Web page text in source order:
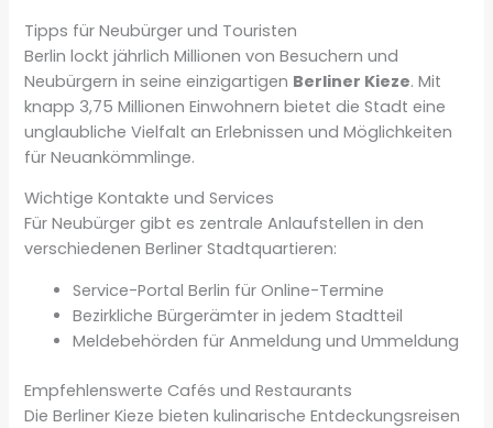
Tipps für Neubürger und Touristen
Berlin lockt jährlich Millionen von Besuchern und
Neubürgern in seine einzigartigen Berliner Kieze. Mit
knapp 3,75 Millionen Einwohnern bietet die Stadt eine
unglaubliche Vielfalt an Erlebnissen und Möglichkeiten
für Neuankömmlinge.
Wichtige Kontakte und Services
Für Neubürger gibt es zentrale Anlaufstellen in den
verschiedenen Berliner Stadtquartieren:
Service-Portal Berlin für Online-Termine
Bezirkliche Bürgerämter in jedem Stadtteil
Meldebehörden für Anmeldung und Ummeldung
Empfehlenswerte Cafés und Restaurants
Die Berliner Kieze bieten kulinarische Entdeckungsreisen